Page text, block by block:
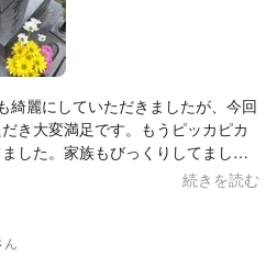
綺麗にしていただきましたが、今回
き大変満足です。もうピッカピカ
した。家族もびっくりしてまし
お願いしようと思ってます。ありが
続きを読む
ん